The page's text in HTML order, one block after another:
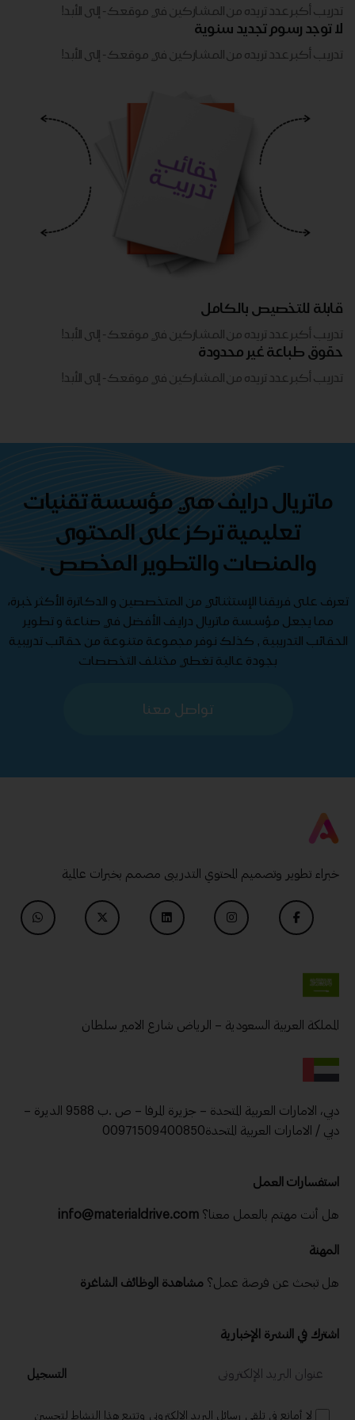
تدريب أكبر عدد تريده من المشاركين في موقعك - ​​إلى الأبد!
لا توجد رسوم تجديد سنوية
تدريب أكبر عدد تريده من المشاركين في موقعك - ​​إلى الأبد!
قابلة للتخصيص بالكامل
تدريب أكبر عدد تريده من المشاركين في موقعك - ​​إلى الأبد!
حقوق طباعة غير محدودة
تدريب أكبر عدد تريده من المشاركين في موقعك - ​​إلى الأبد!
ماتريال درايف هي مؤسسة تقنيات
تعليمية تركز على المحتوى
والمنصات والتطوير المخصص .
تعرف على فريقنا الإستثنائي من المتخصصين و الدكاترة الأكثر خبرة،
مما يجعل مؤسسة ماتريال درايف الأفضل في صناعة و تطوير
الحقائب التدريبية , كذلك نوفر مجموعة متنوعة من حقائب تدريبية
بجودة عالية تغطي مختلف التخصصات
تواصل معنا
خبراء تطوير وتصميم المحتوي التدريبى مصمم بخبرات عالمية
المملكة العربية السعودية – الرياض شارع الامير سلطان
دبي، الامارات العربية المتحدة – جزيرة المرفا – ص .ب 9588 الديرة –
دبي / الامارات العربية المتحدة00971509400850
استفسارات العمل
هل أنت مهتم بالعمل معنا؟ info@materialdrive.com
المهنة
هل تبحث عن فرصة عمل؟ مشاهدة الوظائف الشاغرة
اشترك في النشرة الإخبارية
التسجيل
لا أمانع في تلقي رسائل البريد الإلكتروني وتتبع هذا النشاط لتحسين